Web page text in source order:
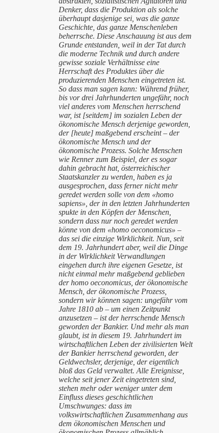
Denker, dass die Produktion als solche
überhaupt dasjenige sei, was die ganze
Geschichte, das ganze Menschenleben
beherrsche. Diese Anschauung ist aus dem
Grunde entstanden, weil in der Tat durch
die moderne Technik und durch andere
gewisse soziale Verhältnisse eine
Herrschaft des Produktes über die
produzierenden Menschen eingetreten ist.
So dass man sagen kann: Während früher,
bis vor drei Jahrhunderten ungefähr, noch
viel anderes vom Menschen herrschend
war, ist [seitdem] im sozialen Leben der
ökonomische Mensch derjenige geworden,
der [heute] maßgebend erscheint – der
ökonomische Mensch und der
ökonomische Prozess. Solche Menschen
wie Renner zum Beispiel, der es sogar
dahin gebracht hat, österreichischer
Staatskanzler zu werden, haben es ja
ausgesprochen, dass ferner nicht mehr
geredet werden solle von dem «homo
sapiens», der in den letzten Jahrhunderten
spukte in den Köpfen der Menschen,
sondern dass nur noch geredet werden
könne von dem «homo oeconomicus» –
das sei die einzige Wirklichkeit. Nun, seit
dem 19. Jahrhundert aber, weil die Dinge
in der Wirklichkeit Verwandlungen
eingehen durch ihre eigenen Gesetze, ist
nicht einmal mehr maßgebend geblieben
der homo oeconomicus, der ökonomische
Mensch, der ökonomische Prozess,
sondern wir können sagen: ungefähr vom
Jahre 1810 ab – um einen Zeitpunkt
anzusetzen – ist der herrschende Mensch
geworden der Bankier. Und mehr als man
glaubt, ist in diesem 19. Jahrhundert im
wirtschaftlichen Leben der zivilisierten Welt
der Bankier herrschend geworden, der
Geldwechsler, derjenige, der eigentlich
bloß das Geld verwaltet. Alle Ereignisse,
welche seit jener Zeit eingetreten sind,
stehen mehr oder weniger unter dem
Einfluss dieses geschichtlichen
Umschwunges: dass im
volkswirtschaftlichen Zusammenhang aus
dem ökonomischen Menschen und